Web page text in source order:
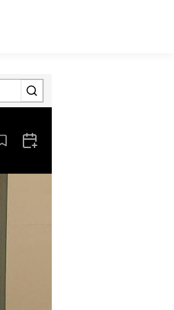
Aus den Lesezeichen entfernen
Zum Kalender hinzufügen